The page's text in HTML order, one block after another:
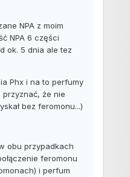
NPA z moim
NPA 6 części
ok. 5 dnia ale tez
Phx i na to perfumy
przyznać, że nie
bez feromonu...)
obu przypadkach
feromonu
i perfum